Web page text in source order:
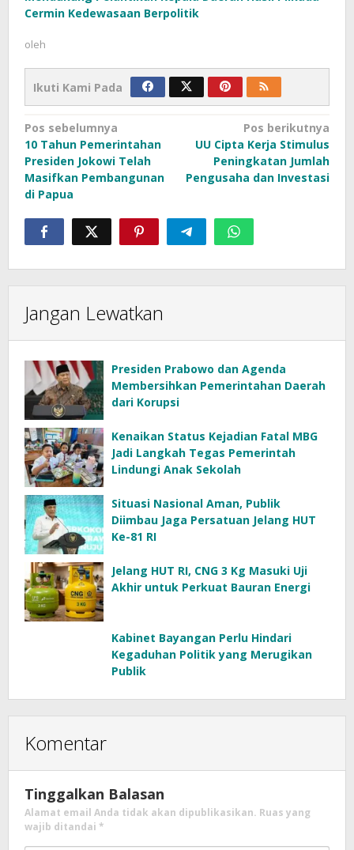
Cermin Kedewasaan Berpolitik
oleh
Ikuti Kami Pada
Navigasi
pos
Pos sebelumnya
10 Tahun Pemerintahan
Presiden Jokowi Telah
Masifkan Pembangunan
di Papua
Pos berikutnya
UU Cipta Kerja Stimulus
Peningkatan Jumlah
Pengusaha dan Investasi
Jangan Lewatkan
Presiden Prabowo dan Agenda
Membersihkan Pemerintahan Daerah
dari Korupsi
Kenaikan Status Kejadian Fatal MBG
Jadi Langkah Tegas Pemerintah
Lindungi Anak Sekolah
Situasi Nasional Aman, Publik
Diimbau Jaga Persatuan Jelang HUT
Ke-81 RI
Jelang HUT RI, CNG 3 Kg Masuki Uji
Akhir untuk Perkuat Bauran Energi
Kabinet Bayangan Perlu Hindari
Kegaduhan Politik yang Merugikan
Publik
Komentar
Tinggalkan Balasan
Alamat email Anda tidak akan dipublikasikan. Ruas yang
wajib ditandai *